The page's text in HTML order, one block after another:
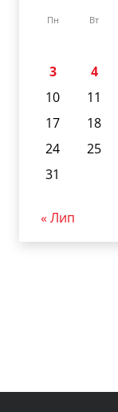
Пн Вт
3
4
10
11
17
18
24
25
31
« Лип